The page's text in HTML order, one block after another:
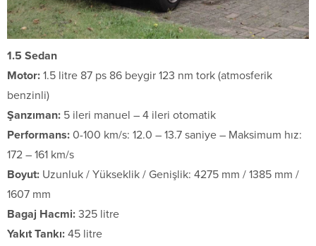
1.5 Sedan
Motor: 1.5 litre 87 ps 86 beygir 123 nm tork (atmosferik
benzinli)
Şanzıman: 5 ileri manuel – 4 ileri otomatik
Performans: 0-100 km/s: 12.0 – 13.7 saniye – Maksimum hız:
172 – 161 km/s
Boyut: Uzunluk / Yükseklik / Genişlik: 4275 mm / 1385 mm /
1607 mm
Bagaj Hacmi: 325 litre
Yakıt Tankı: 45 litre